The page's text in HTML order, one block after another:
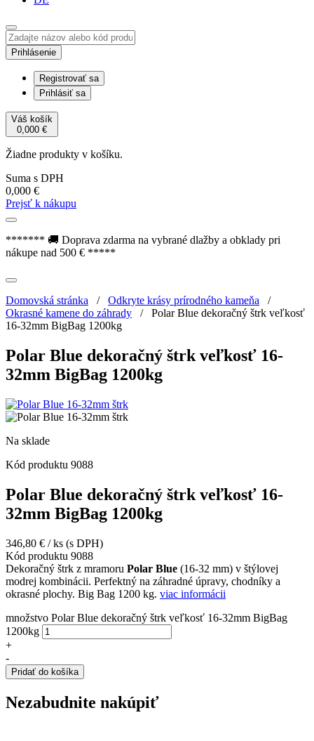
Prihlásenie
Registrovať sa
Prihlásiť sa
Váš košík
0,000 €
Žiadne produkty v košíku.
Suma s DPH
0,000 €
Prejsť k nákupu
******* 🚚 Doprava zdarma na vybrané dlažby a obklady pri
nákupe nad 500 € *****
Domovská stránka / Odkryte krásy prírodného kameňa /
Okrasné kamene do záhrady / Polar Blue dekoračný štrk veľkosť
16-32mm BigBag 1200kg
Polar Blue dekoračný štrk veľkosť 16-
32mm BigBag 1200kg
Na sklade
Kód produktu 9088
Polar Blue dekoračný štrk veľkosť 16-
32mm BigBag 1200kg
346,80 € / ks (s DPH)
Kód produktu 9088
Dekoračný štrk z mramoru Polar Blue (16-32 mm) v štýlovej
modrej kombinácii. Perfektný na záhradné úpravy, chodníky a
okrasné plochy. Big Bag 1200 kg. viac informácii
množstvo Polar Blue dekoračný štrk veľkosť 16-32mm BigBag
1200kg
+
-
Pridať do košíka
Nezabudnite nakúpiť